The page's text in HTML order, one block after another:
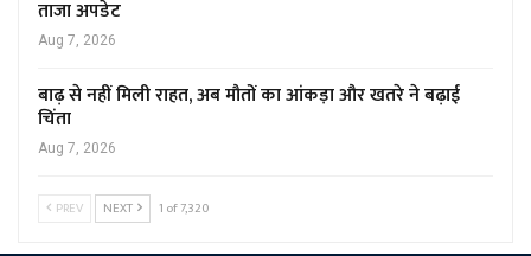
ताजा अपडेट
Aug 7, 2026
बाढ़ से नहीं मिली राहत, अब मौतों का आंकड़ा और खतरे ने बढ़ाई
चिंता
Aug 7, 2026
PREV NEXT 1 of 7,320